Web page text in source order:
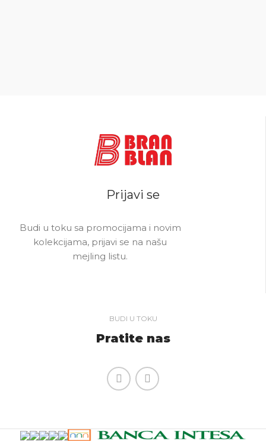
Prijavi se
Budi u toku sa promocijama i novim
kolekcijama, prijavi se na našu
mejling listu.
BUDI U TOKU
Pratite nas